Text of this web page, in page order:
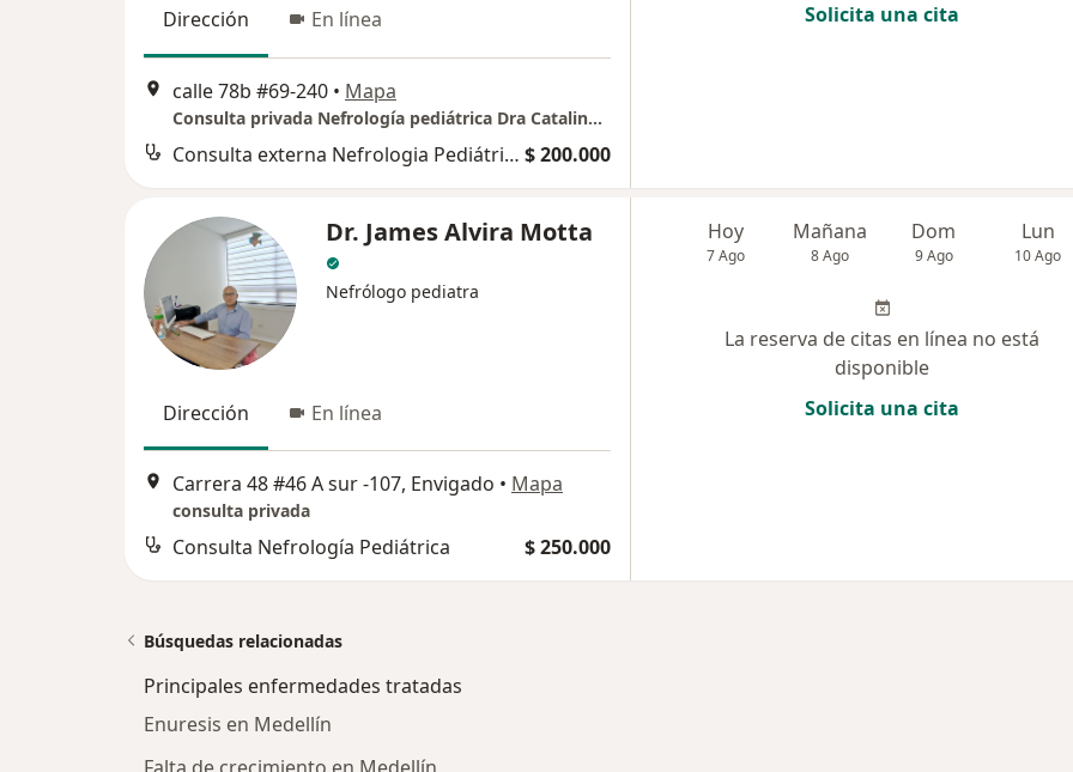
Dirección En línea
calle 78b #69-240 • Mapa
Consulta privada Nefrología pediátrica Dra Catalina Vélez Echeverri
Consulta externa Nefrologia Pediátrica $ 200.000
Solicita una cita
Dr. James Alvira Motta
Nefrólogo pediatra
Dirección En línea
Carrera 48 #46 A sur -107, Envigado • Mapa
consulta privada
Consulta Nefrología Pediátrica $ 250.000
Hoy
7 Ago
Mañana
8 Ago
Dom
9 Ago
Lun
10 Ago
La reserva de citas en línea no está
disponible
Solicita una cita
Búsquedas relacionadas
Principales enfermedades tratadas
Enuresis en Medellín